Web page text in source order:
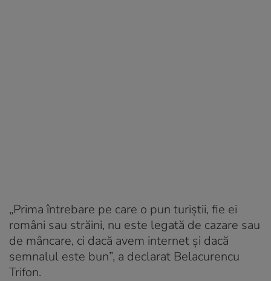
„Prima întrebare pe care o pun turiștii, fie ei
români sau străini, nu este legată de cazare sau
de mâncare, ci dacă avem internet și dacă
semnalul este bun”, a declarat Belacurencu
Trifon.